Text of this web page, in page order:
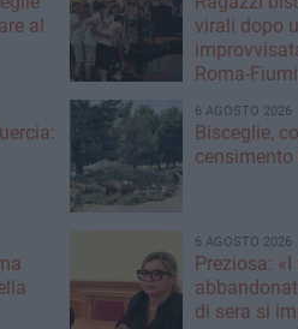
al
virali dopo
Roma-
6 AGOSTO 2026
Bisceglie,
censimento
6 AGOSTO 2026
Preziosa:
di sera si